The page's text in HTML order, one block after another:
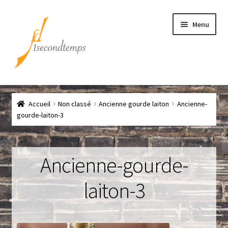
navigation
contenu
Menu
Accueil
Chef
CLICK & COLLECT
Conditions générales de vente
Contact
Couteaux
Accueil Non classé Ancienne gourde laiton
Ancienne-
gourde-laiton-3
Ancienne-gourde-
laiton-3